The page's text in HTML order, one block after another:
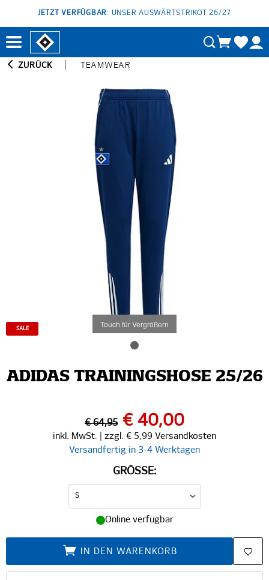
JETZT VERFÜGBAR: UNSER AUSWÄRTSTRIKOT 26/27
ZURÜCK TEAMWEAR
Touch für Vergrößern
SALE
ADIDAS TRAININGSHOSE 25/26
€ 64,95 € 40,00
inkl. MwSt. | zzgl. € 5,99 Versandkosten
Versandfertig in 3-4 Werktagen
GRÖSSE:
Online verfügbar
IN DEN WARENKORB